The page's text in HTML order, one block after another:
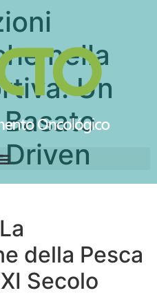
nella
Un
della Pesca
Secolo